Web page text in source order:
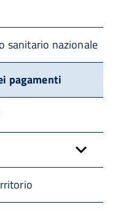
sanitario nazionale
pagamenti